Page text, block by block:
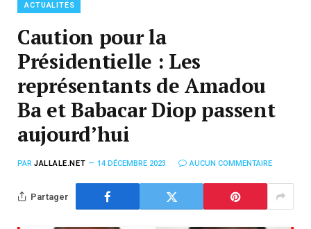
ACTUALITÉS
Caution pour la
Présidentielle : Les
représentants de Amadou
Ba et Babacar Diop passent
aujourd’hui
PAR JALLALE.NET 14 DÉCEMBRE 2023 AUCUN COMMENTAIRE
Partager